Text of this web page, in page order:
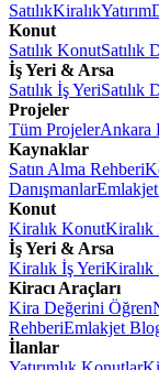
SatılıkKiralıkYatırım
Konut
Satılık KonutSatılık
İş Yeri & Arsa
Satılık İş YeriSatılık
Projeler
Tüm ProjelerAnkara
Kaynaklar
Satın Alma Rehberi
Danışmanlar
Konut
Kiralık KonutKiralık
İş Yeri & Arsa
Kiralık İş YeriKiralık
Kiracı Araçları
Kira Değerini Öğren
RehberiEmlakjet
İlanlar